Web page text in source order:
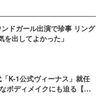
ドガール出演で珍事 リング
を出してよかった」
K-1公式ヴィーナス」就任
ボディメイクにも迫る【イ